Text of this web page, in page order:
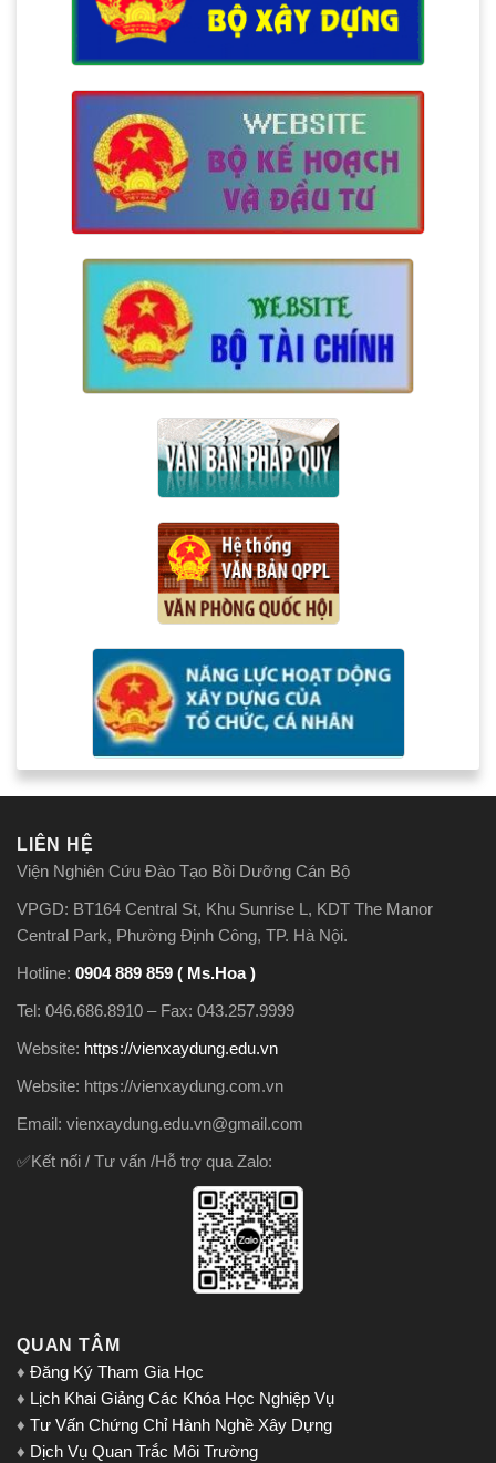
LIÊN HỆ
Viện Nghiên Cứu Đào Tạo Bồi Dưỡng Cán Bộ
VPGD: BT164 Central St, Khu Sunrise L, KDT The Manor
Central Park, Phường Định Công, TP. Hà Nội.
Hotline: 0904 889 859 ( Ms.Hoa )
Tel: 046.686.8910 – Fax: 043.257.9999
Website: https://vienxaydung.edu.vn
Website: https://vienxaydung.com.vn
Email: vienxaydung.edu.vn@gmail.com
✅Kết nối / Tư vấn /Hỗ trợ qua Zalo:
QUAN TÂM
♦ Đăng Ký Tham Gia Học
♦ Lịch Khai Giảng Các Khóa Học Nghiệp Vụ
♦ Tư Vấn Chứng Chỉ Hành Nghề Xây Dựng
♦ Dịch Vụ Quan Trắc Môi Trường